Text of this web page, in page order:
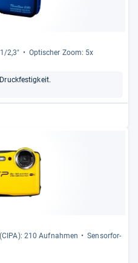
2,3" Opti­scher Zoom: 5x
210 Auf­nah­men
Sen­sor­for­